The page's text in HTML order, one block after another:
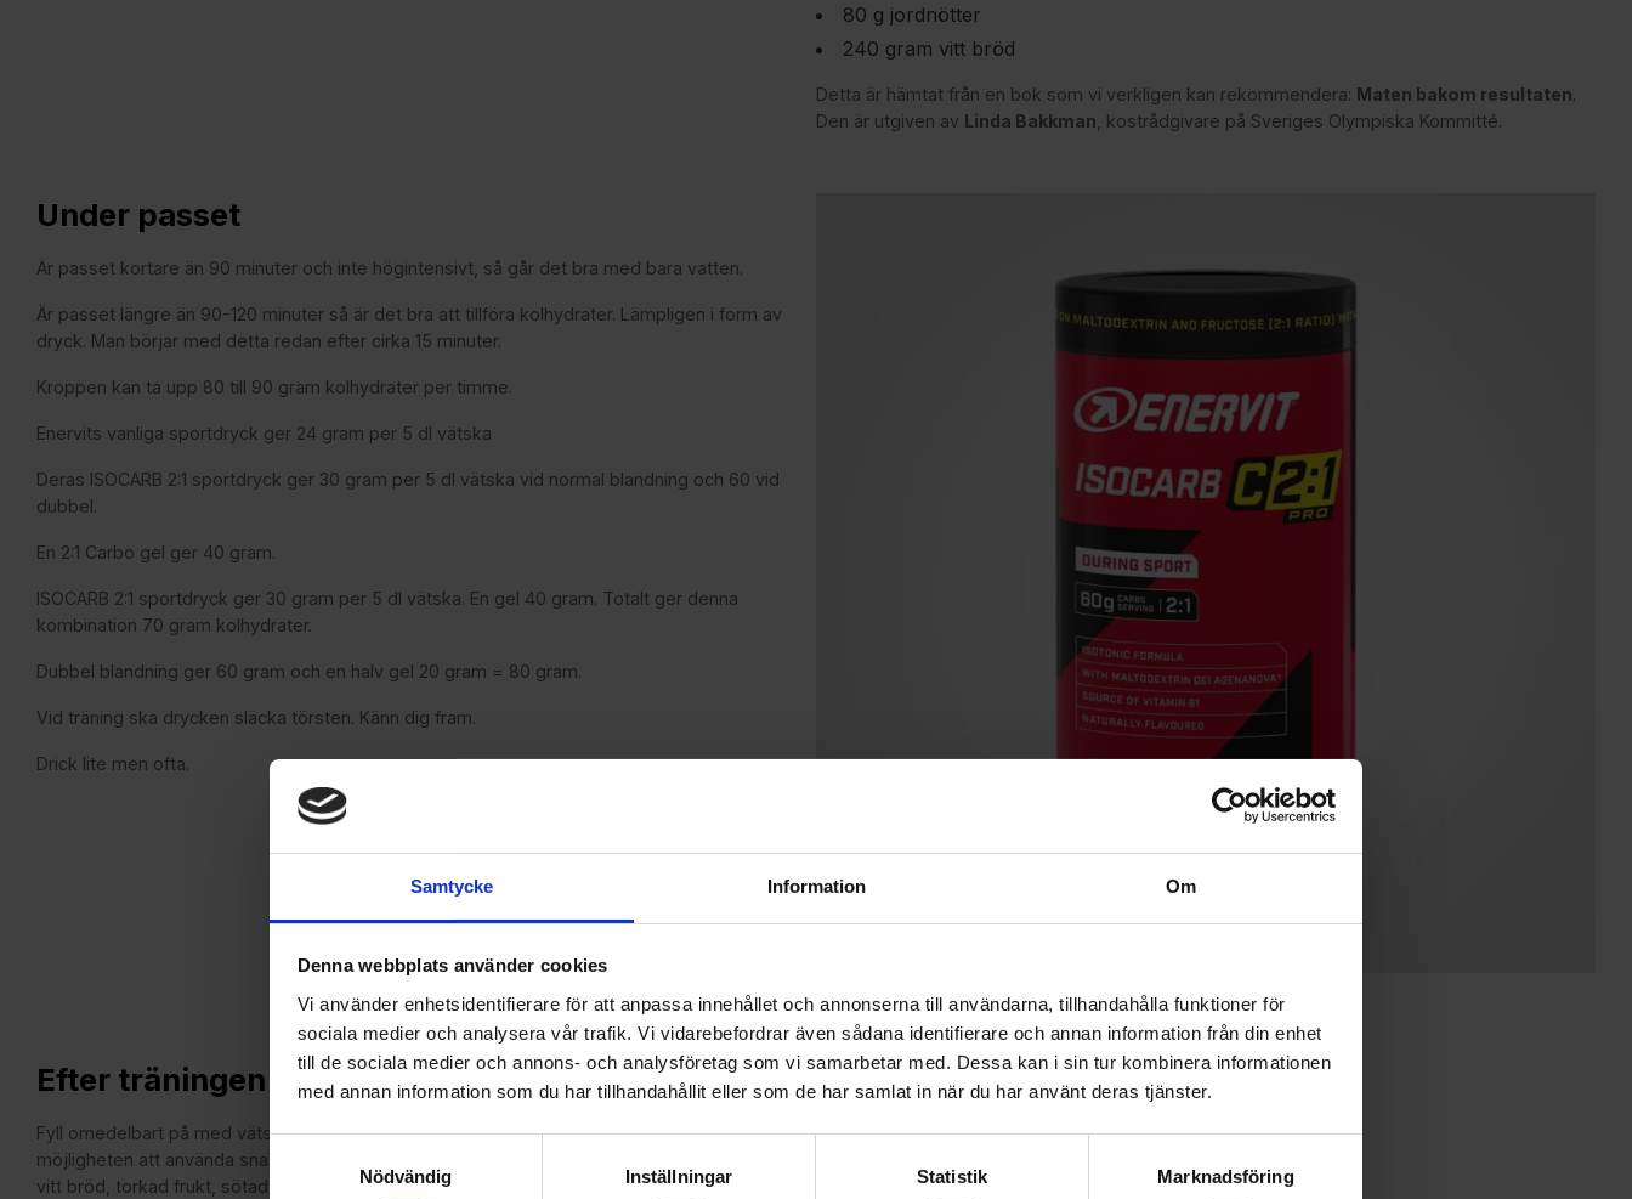
Samtycke Information Om
Denna webbplats använder cookies
Vi använder enhetsidentifierare för att anpassa innehållet och annonserna till användarna, tillhandahålla funktioner för
sociala medier och analysera vår trafik. Vi vidarebefordrar även sådana identifierare och annan information från din enhet
till de sociala medier och annons- och analysföretag som vi samarbetar med. Dessa kan i sin tur kombinera informationen
med annan information som du har tillhandahållit eller som de har samlat in när du har använt deras tjänster.
Nödvändig
Inställningar Statistik Marknadsföring
80 g jordnötter
240 gram vitt bröd
Detta är hämtat från en bok som vi verkligen kan rekommendera: Maten bakom resultaten.
Den är utgiven av Linda Bakkman , kostrådgivare på Sveriges Olympiska Kommitté.
Under passet
Är passet kortare än 90 minuter och inte högintensivt, så går det bra med bara vatten.
Är passet längre än 90-120 minuter så är det bra att tillföra kolhydrater. Lämpligen i form av
dryck. Man börjar med detta redan efter cirka 15 minuter.
Kroppen kan ta upp 80 till 90 gram kolhydrater per timme.
Enervits vanliga sportdryck ger 24 gram per 5 dl vätska
Deras ISOCARB 2:1 sportdryck ger 30 gram per 5 dl vätska vid normal blandning och 60 vid
dubbel.
En 2:1 Carbo gel ger 40 gram.
ISOCARB 2:1 sportdryck ger 30 gram per 5 dl vätska. En gel 40 gram. Totalt ger denna
kombination 70 gram kolhydrater.
Dubbel blandning ger 60 gram och en halv gel 20 gram = 80 gram.
Vid träning ska drycken släcka törsten. Känn dig fram.
Drick lite men ofta.
Efter träningen
Fyll omedelbart på med vätska, kolhydrater och protein inom 30 minuter. Här får du
möjligheten att använda snabba kolhydrater för att snabbt fylla på energidepåerna. Exempel är
vitt bröd, torkad frukt, sötad yoghurt eller smoothie och juice.